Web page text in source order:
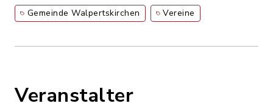
Gemeinde Walpertskirchen Vereine
Veranstalter